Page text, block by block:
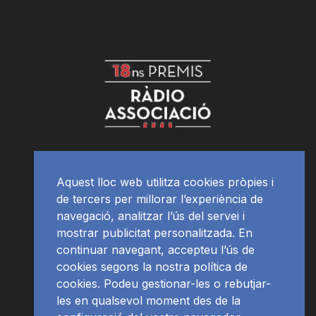
Aquest lloc web utilitza cookies pròpies i
de tercers per millorar l’experiència de
navegació, analitzar l’ús del servei i
mostrar publicitat personalitzada. En
continuar navegant, accepteu l’ús de
cookies segons la nostra política de
cookies. Podeu gestionar-les o rebutjar-
les en qualsevol moment des de la